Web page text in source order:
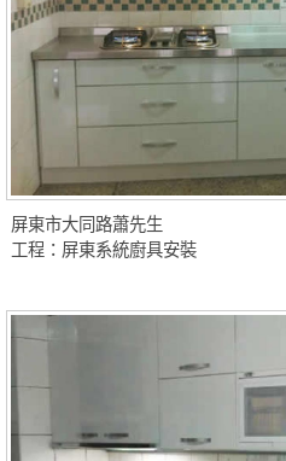
屏東市大同路蕭先生
工程：屏東系統廚具安裝